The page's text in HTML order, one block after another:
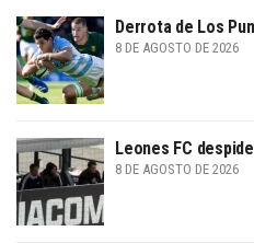
Derrota de Los
8 DE AGOSTO DE 2026
Leones FC
8 DE AGOSTO DE 2026